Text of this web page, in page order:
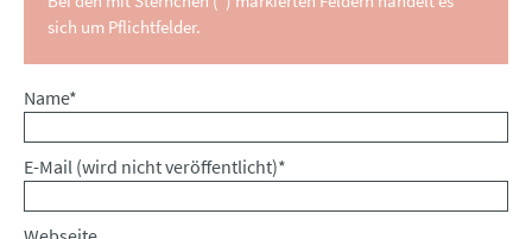
sich um Pflichtfelder.
Pflichtfeld
Name*
Pflichtfeld
E-Mail (wird nicht veröffentlicht)*